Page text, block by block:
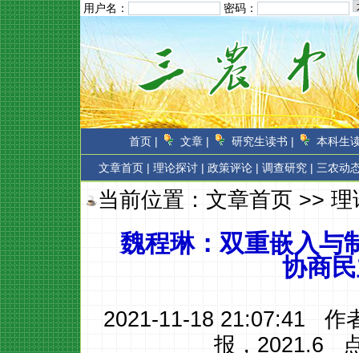
用户名： 密码：
首页 | 文章 | 研究生读书 | 本科生
文章首页 | 理论探讨 | 政策评论 | 调查研究 | 三农动
当前位置：文章首页>>理
魏程琳：双重嵌入与
协商
2021-11-18 21:07:41 作
报，2021.6点